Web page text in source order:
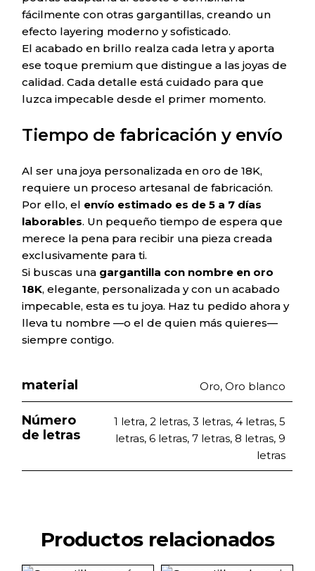
fácilmente con otras gargantillas, creando un
efecto layering moderno y sofisticado.
El acabado en brillo realza cada letra y aporta
ese toque premium que distingue a las joyas de
calidad. Cada detalle está cuidado para que
luzca impecable desde el primer momento.
Tiempo de fabricación y envío
Al ser una joya personalizada en oro de 18K,
requiere un proceso artesanal de fabricación.
Por ello, el envío estimado es de 5 a 7 días
laborables. Un pequeño tiempo de espera que
merece la pena para recibir una pieza creada
exclusivamente para ti.
Si buscas una gargantilla con nombre en oro
18K, elegante, personalizada y con un acabado
impecable, esta es tu joya. Haz tu pedido ahora y
lleva tu nombre —o el de quien más quieres—
siempre contigo.
material Oro, Oro blanco
Número
de letras
1 letra, 2 letras, 3 letras, 4 letras, 5
letras, 6 letras, 7 letras, 8 letras, 9
letras
Productos relacionados